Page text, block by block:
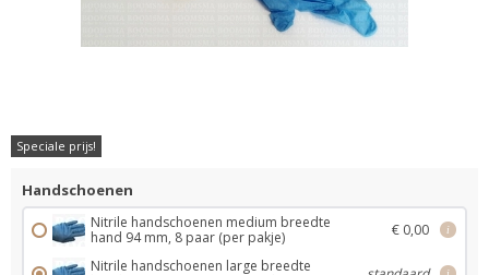
Speciale prijs!
Handschoenen
Nitrile handschoenen medium breedte
hand 94 mm, 8 paar (per pakje)
€ 0,00 i
Nitrile handschoenen large breedte